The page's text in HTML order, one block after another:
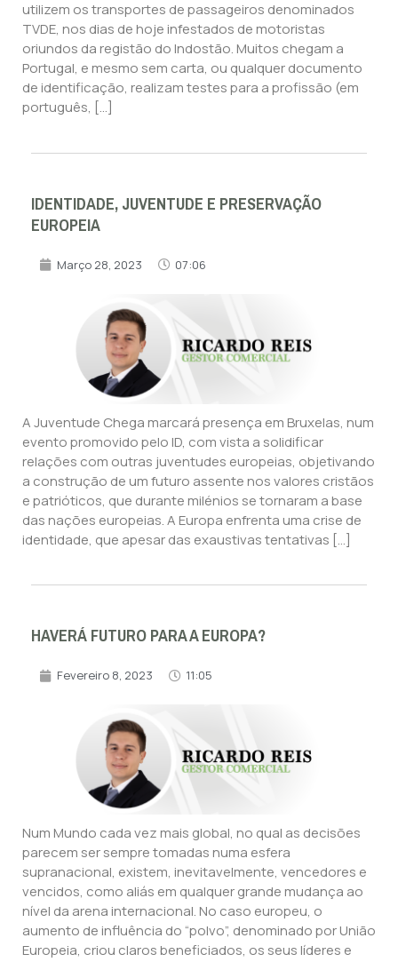
utilizem os transportes de passageiros denominados
TVDE, nos dias de hoje infestados de motoristas
oriundos da registão do Indostão. Muitos chegam a
Portugal, e mesmo sem carta, ou qualquer documento
de identificação, realizam testes para a profissão (em
português, […]
IDENTIDADE, JUVENTUDE E PRESERVAÇÃO
EUROPEIA
Março 28, 2023 07:06
A Juventude Chega marcará presença em Bruxelas, num
evento promovido pelo ID, com vista a solidificar
relações com outras juventudes europeias, objetivando
a construção de um futuro assente nos valores cristãos
e patrióticos, que durante milénios se tornaram a base
das nações europeias. A Europa enfrenta uma crise de
identidade, que apesar das exaustivas tentativas […]
HAVERÁ FUTURO PARA A EUROPA?
Fevereiro 8, 2023 11:05
Num Mundo cada vez mais global, no qual as decisões
parecem ser sempre tomadas numa esfera
supranacional, existem, inevitavelmente, vencedores e
vencidos, como aliás em qualquer grande mudança ao
nível da arena internacional. No caso europeu, o
aumento de influência do “polvo”, denominado por União
Europeia, criou claros beneficiados, os seus líderes e